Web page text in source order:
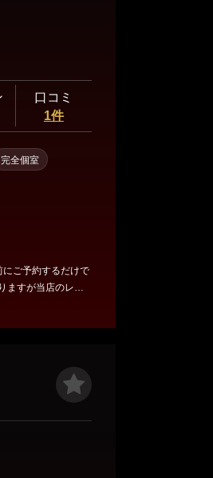
口コミ
1件
完全個室